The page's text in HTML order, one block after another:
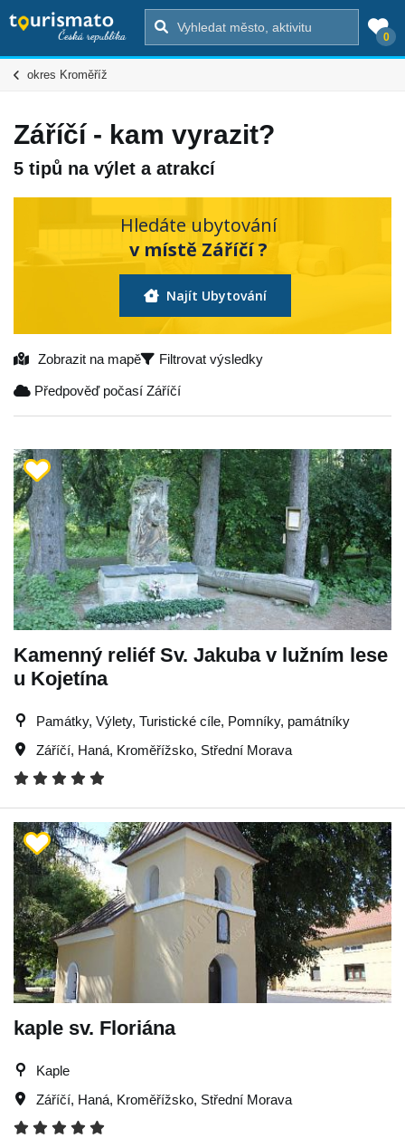
0
okres Kroměříž
Záříčí - kam vyrazit?
5 tipů na výlet a atrakcí
Hledáte ubytování
v místě Záříčí ?
Najít Ubytování
Zobrazit na mapě Filtrovat výsledky
Předpověď počasí Záříčí
Kamenný reliéf Sv. Jakuba v lužním lese
u Kojetína
Památky, Výlety, Turistické cíle, Pomníky, památníky
Záříčí, Haná, Kroměřížsko, Střední Morava
kaple sv. Floriána
Kaple
Záříčí, Haná, Kroměřížsko, Střední Morava